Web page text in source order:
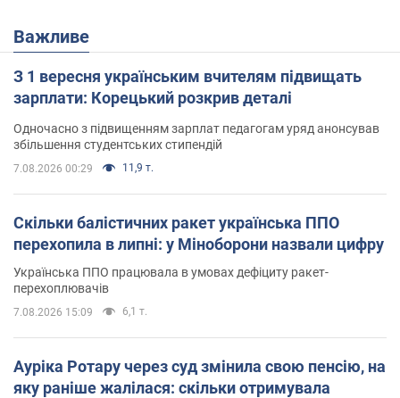
Важливе
З 1 вересня українським вчителям підвищать
зарплати: Корецький розкрив деталі
Одночасно з підвищенням зарплат педагогам уряд анонсував
збільшення студентських стипендій
7.08.2026 00:29 11,9 т.
Скільки балістичних ракет українська ППО
перехопила в липні: у Міноборони назвали цифру
Українська ППО працювала в умовах дефіциту ракет-
перехоплювачів
7.08.2026 15:09 6,1 т.
Ауріка Ротару через суд змінила свою пенсію, на
яку раніше жалілася: скільки отримувала